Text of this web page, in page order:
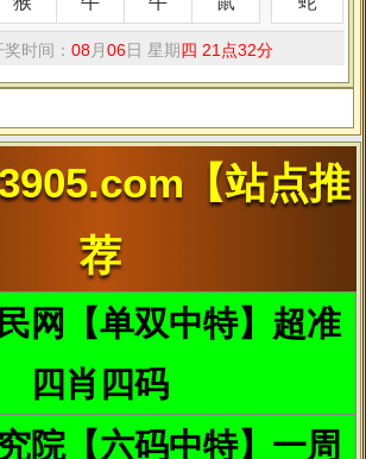
时候，只看到香港繁华的车水马龙和琳琅满
的，是在人多地少的无奈之下面积 小的可
妇二人用十年攒出的560多万港币买下了香港
米的旧居，这套均价20万一平米的“壕宅”不附
，也没有超级无敌海景view，但这里却装着夫